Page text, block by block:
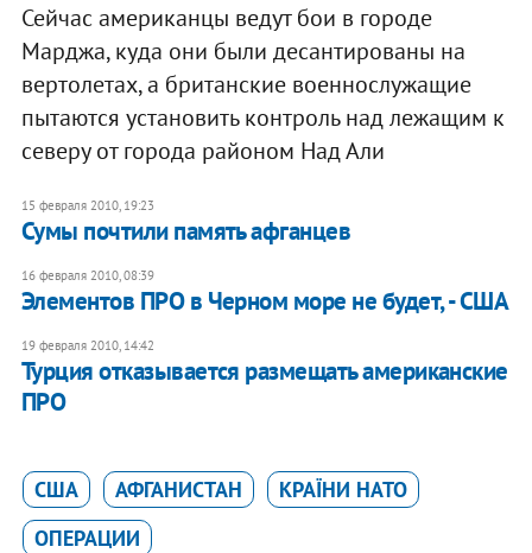
Сейчас американцы ведут бои в городе
Марджа, куда они были десантированы на
вертолетах, а британские военнослужащие
пытаются установить контроль над лежащим к
северу от города районом Над Али
15 февраля 2010, 19:23
Сумы почтили память афганцев
16 февраля 2010, 08:39
Элементов ПРО в Черном море не будет, - США
19 февраля 2010, 14:42
Турция отказывается размещать американские
ПРО
США АФГАНИСТАН
КРАЇНИ НАТО
ОПЕРАЦИИ